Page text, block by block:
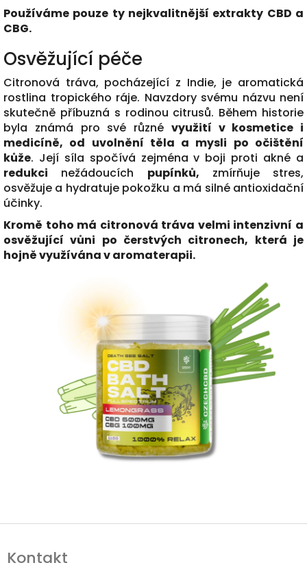
Používáme pouze ty nejkvalitnější extrakty CBD a
CBG.
Osvěžující péče
Citronová tráva, pocházející z Indie, je aromatická
rostlina tropického ráje. Navzdory svému názvu není
skutečně příbuzná s rodinou citrusů. Během historie
byla známá pro své různé využití v kosmetice i
medicíně, od uvolnění těla a mysli po očištění
kůže. Její síla spočívá zejména v boji proti akné a
redukci nežádoucích pupínků, zmírňuje stres,
osvěžuje a hydratuje pokožku a má silné antioxidační
účinky.
Kromě toho má citronová tráva velmi intenzivní a
osvěžující vůni po čerstvých citronech, která je
hojně využívána v aromaterapii.
áKontakt